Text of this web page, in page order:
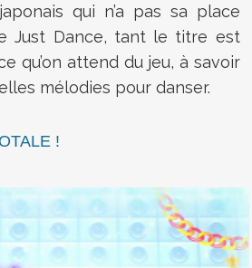
qui n’a pas sa place
Just Dance, tant le titre est
qu’on attend du jeu, à savoir
mélodies pour danser.
!